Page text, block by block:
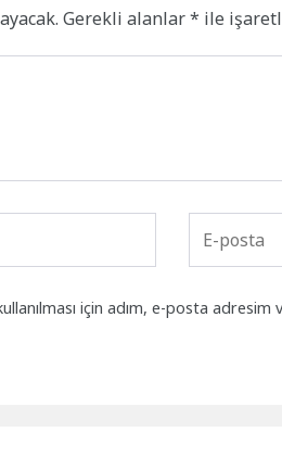
Gerekli alanlar* ile
için adım, e-posta adresim